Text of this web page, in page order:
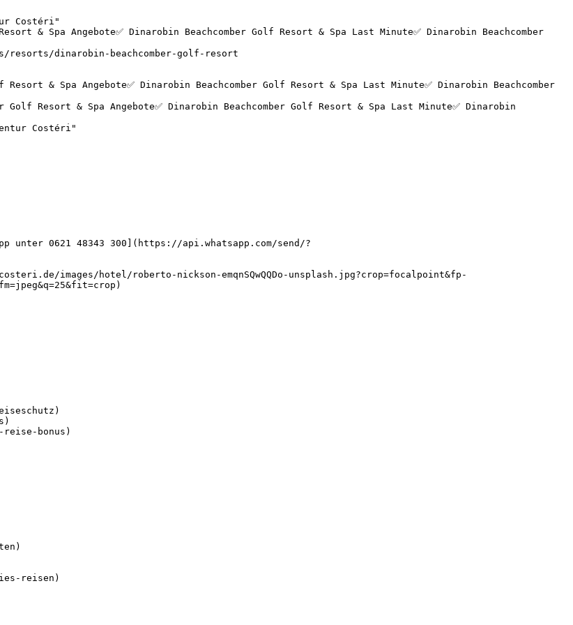
Costéri"
& Spa Angebote✅ Dinarobin Beachcomber Golf Resort & Spa Last Minute✅ Dinarobin Beachcomber
dinarobin-beachcomber-golf-resort
unter 0621 48343 300](https://api.whatsapp.com/send/?
images/hotel/roberto-nickson-emqnSQwQQDo-unsplash.jpg?crop=focalpoint&fp-
bonus)
reisen)